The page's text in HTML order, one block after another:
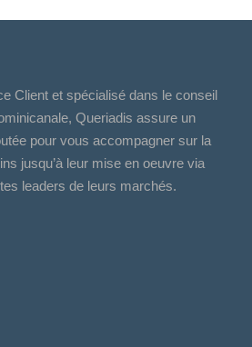
Client et spécialisé dans le conseil
Queriadis assure un
pour vous accompagner sur la
jusqu’à leur mise en oeuvre via
leaders de leurs marchés.